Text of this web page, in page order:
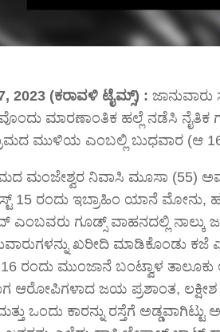
2023 (ಕರಾವಳಿ ಟೈಮ್ಸ್) :
ಮಾರಣಾಂತಿಕ ಹಲ್ಲೆ ನಡೆಸಿ
ಮುಳಿಯ ಎಂಬಲ್ಲಿ ಬುಧವಾರ (ಆ
ಮಂಜೇಶ್ವರ ನಿವಾಸಿ ಮೂಸಾ (55)
15 ರಂದು ಇಬ್ರಾಹಿಂ ಯಾನೆ
ಎಂಬವರು ಗೂಡ್ಸ್ ವಾಹನದಲ್ಲಿ
ಖರೀದಿ ಮಾಡಿಕೊಂಡು ಕಜೆ
16 ರಂದು ಮುಂಜಾನೆ ಬಂಟ್ವಾಳ
ಆರೋಪಿಗಳಾದ ಜಯ ಪ್ರಶಾಂತ,
ಒಂದು ಕಾರನ್ನು ರಸ್ತೆಗೆ